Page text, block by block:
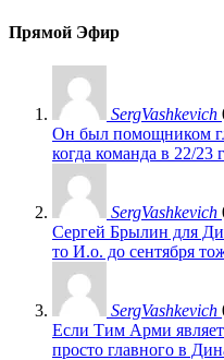
Прямой Эфир
SergVashkevich
Он был помощником
когда команда в 22/23
SergVashkevich
Сергей Брылин для
то И.о. до сентября
SergVashkevich
Если Тим Арми
просто главного в